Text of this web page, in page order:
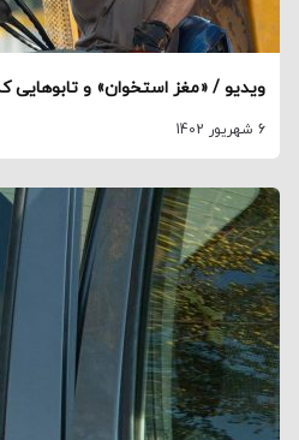
ویدیو / «مغز استخوان» و
6 شهریور 1402